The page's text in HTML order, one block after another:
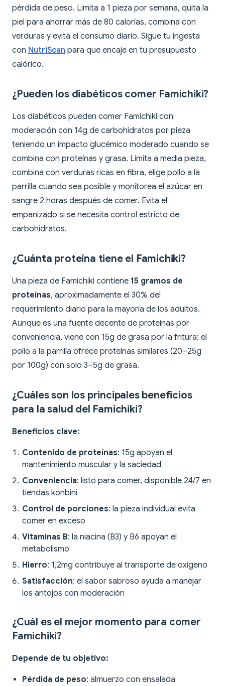
pérdida de peso. Limita a 1 pieza por semana, quita la
piel para ahorrar más de 80 calorías, combina con
verduras y evita el consumo diario. Sigue tu ingesta
con NutriScan para que encaje en tu presupuesto
calórico.
¿Pueden los diabéticos comer Famichiki?
Los diabéticos pueden comer Famichiki con
moderación con 14g de carbohidratos por pieza
teniendo un impacto glucémico moderado cuando se
combina con proteínas y grasa. Limita a media pieza,
combina con verduras ricas en fibra, elige pollo a la
parrilla cuando sea posible y monitorea el azúcar en
sangre 2 horas después de comer. Evita el
empanizado si se necesita control estricto de
carbohidratos.
¿Cuánta proteína tiene el Famichiki?
Una pieza de Famichiki contiene 15 gramos de
proteínas, aproximadamente el 30% del
requerimiento diario para la mayoría de los adultos.
Aunque es una fuente decente de proteínas por
conveniencia, viene con 15g de grasa por la fritura; el
pollo a la parrilla ofrece proteínas similares (20–25g
por 100g) con solo 3–5g de grasa.
¿Cuáles son los principales beneficios
para la salud del Famichiki?
Beneficios clave:
Contenido de proteínas: 15g apoyan el
mantenimiento muscular y la saciedad
Conveniencia: listo para comer, disponible 24/7 en
tiendas konbini
Control de porciones: la pieza individual evita
comer en exceso
Vitaminas B: la niacina (B3) y B6 apoyan el
metabolismo
Hierro: 1,2mg contribuye al transporte de oxígeno
Satisfacción: el sabor sabroso ayuda a manejar
los antojos con moderación
¿Cuál es el mejor momento para comer
Famichiki?
Depende de tu objetivo:
Pérdida de peso: almuerzo con ensalada